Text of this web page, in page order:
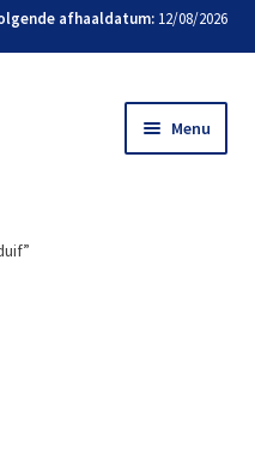
afhaaldatum: 12/08/2026
Menu